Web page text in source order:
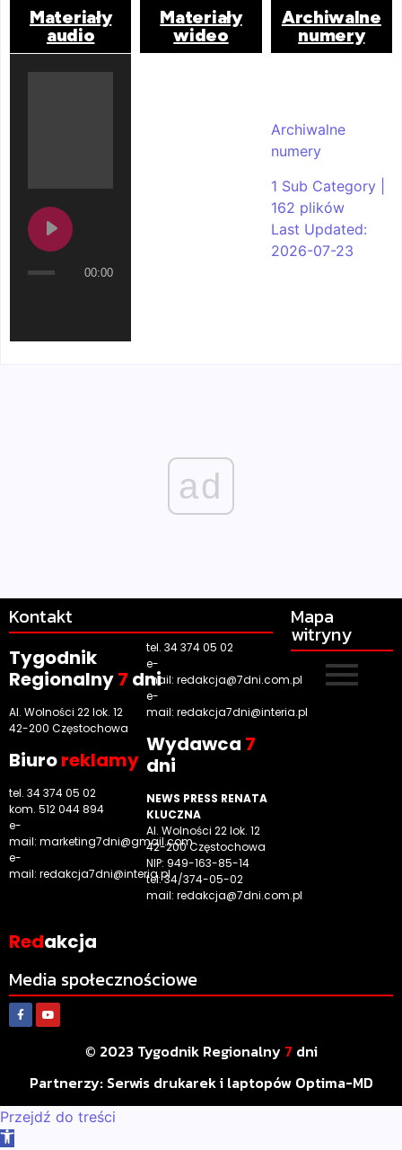
Materiały
audio
00:00
Materiały
wideo
Archiwalne
numery
Archiwalne
numery
1 Sub Category
162 plików
Last Updated:
2026-07-23
ad
Kontakt
Tygodnik
Regionalny7 dni
Al. Wolności 22 lok. 12
42-200 Częstochowa
Biuroreklamy
tel. 34 374 05 02
kom. 512 044 894
e-
mail: marketing7dni@gmail.com
e-
mail: redakcja7dni@interia.pl
Redakcja
tel. 34 374 05 02
e-
mail: redakcja@7dni.com.pl
e-
mail: redakcja7dni@interia.pl
Wydawca 7
dni
NEWS PRESS RENATA
KLUCZNA
Al. Wolności 22 lok. 12
42-200 Częstochowa
NIP: 949-163-85-14
tel. 34/374-05-02
mail: redakcja@7dni.com.pl
Mapa
witryny
Media społecznościowe
© 2023 Tygodnik Regionalny 7 dni
Partnerzy: Serwis drukarek i laptopów Optima-MD
Przejdź do treści
Otwórz pasek narzędzi